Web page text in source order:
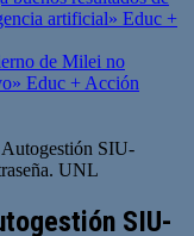
artificial» Educ +
de Milei no
Educ + Acción
SIU-
UNL
SIU-